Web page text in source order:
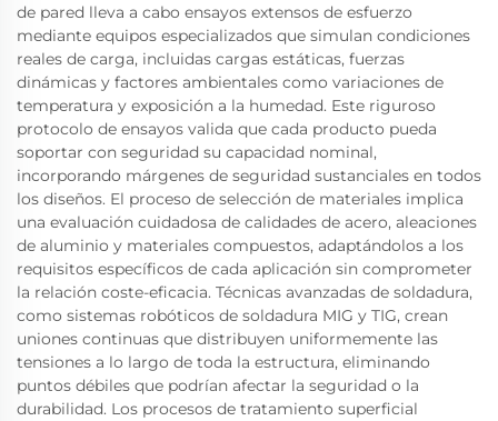
de pared lleva a cabo ensayos extensos de esfuerzo
mediante equipos especializados que simulan condiciones
reales de carga, incluidas cargas estáticas, fuerzas
dinámicas y factores ambientales como variaciones de
temperatura y exposición a la humedad. Este riguroso
protocolo de ensayos valida que cada producto pueda
soportar con seguridad su capacidad nominal,
incorporando márgenes de seguridad sustanciales en todos
los diseños. El proceso de selección de materiales implica
una evaluación cuidadosa de calidades de acero, aleaciones
de aluminio y materiales compuestos, adaptándolos a los
requisitos específicos de cada aplicación sin comprometer
la relación coste-eficacia. Técnicas avanzadas de soldadura,
como sistemas robóticos de soldadura MIG y TIG, crean
uniones continuas que distribuyen uniformemente las
tensiones a lo largo de toda la estructura, eliminando
puntos débiles que podrían afectar la seguridad o la
durabilidad. Los procesos de tratamiento superficial